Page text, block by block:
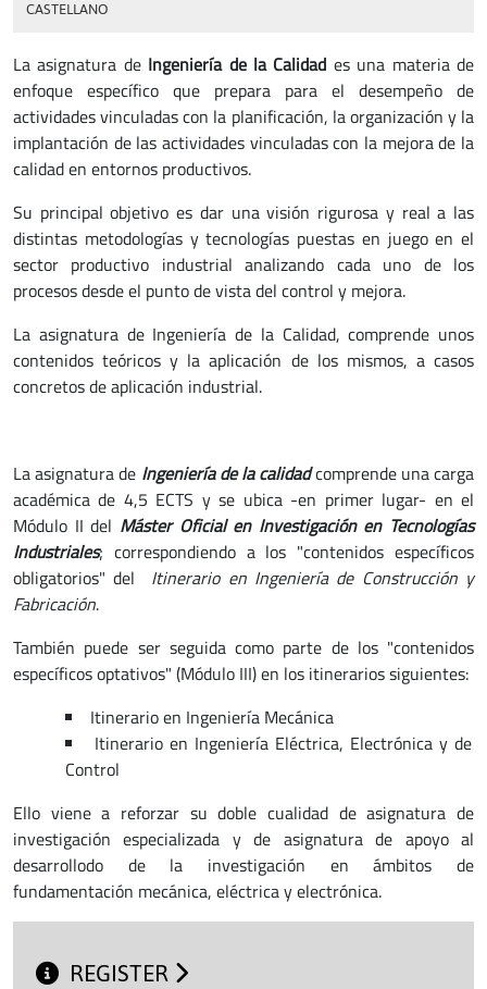
CASTELLANO
La asignatura de Ingeniería de la Calidad es una materia de
enfoque específico que prepara para el desempeño de
actividades vinculadas con la planificación, la organización y la
implantación de las actividades vinculadas con la mejora de la
calidad en entornos productivos.
Su principal objetivo es dar una visión rigurosa y real a las
distintas metodologías y tecnologías puestas en juego en el
sector productivo industrial analizando cada uno de los
procesos desde el punto de vista del control y mejora.
La asignatura de Ingeniería de la Calidad, comprende unos
contenidos teóricos y la aplicación de los mismos, a casos
concretos de aplicación industrial.
La asignatura de Ingeniería de la calidadcomprende una carga
académica de 4,5 ECTS y se ubica -en primer lugar- en el
Módulo II del Máster Oficial en Investigación en Tecnologías
Industriales; correspondiendo a los "contenidos específicos
obligatorios" del Itinerario en Ingeniería de Construcción y
Fabricación.
También puede ser seguida como parte de los "contenidos
específicos optativos" (Módulo III) en los itinerarios siguientes:
Itinerario en Ingeniería Mecánica
Itinerario en Ingeniería Eléctrica, Electrónica y de
Control
Ello viene a reforzar su doble cualidad de asignatura de
investigación especializada y de asignatura de apoyo al
desarrollodo de la investigación en ámbitos de
fundamentación mecánica, eléctrica y electrónica.
REGISTER